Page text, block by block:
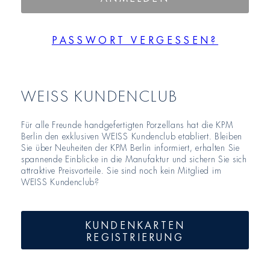
PASSWORT VERGESSEN?
WEISS KUNDENCLUB
Für alle Freunde handgefertigten Porzellans hat die KPM
Berlin den exklusiven WEISS Kundenclub etabliert. Bleiben
Sie über Neuheiten der KPM Berlin informiert, erhalten Sie
spannende Einblicke in die Manufaktur und sichern Sie sich
attraktive Preisvorteile. Sie sind noch kein Mitglied im
WEISS Kundenclub?
KUNDENKARTEN
REGISTRIERUNG